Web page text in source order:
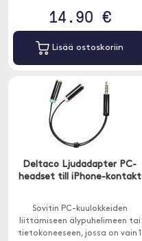
14.90 €
Lisää ostoskoriin
Deltaco Ljudadapter PC-
headset till iPhone-kontakt
Sovitin PC-kuulokkeiden
liittämiseen älypuhelimeen tai
tietokoneeseen, jossa on vain 1